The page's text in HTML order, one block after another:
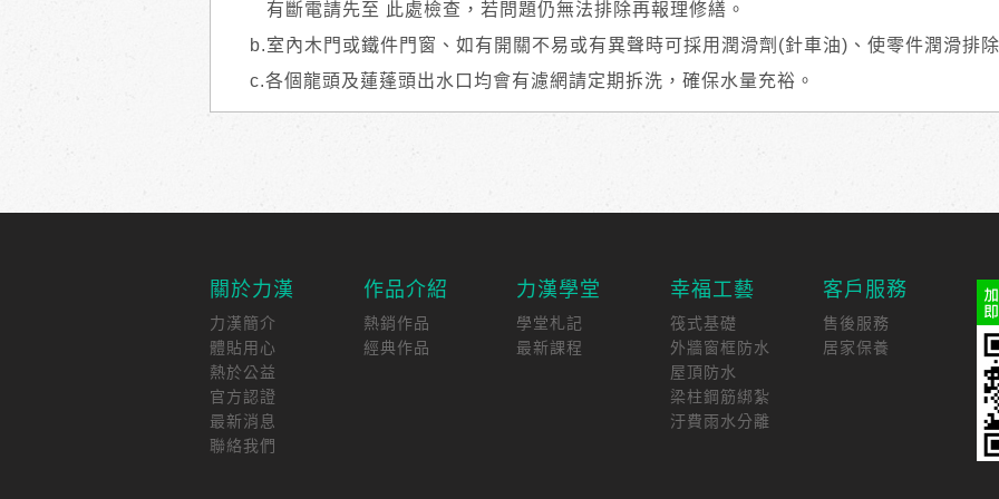
有斷電請先至 此處檢查，若問題仍無法排除再報理修繕。
b.室內木門或鐵件門窗、如有開關不易或有異聲時可採用潤滑劑(針車油)、使零件潤滑排
c.各個龍頭及蓮蓬頭出水口均會有濾網請定期拆洗，確保水量充裕。
關於力漢
力漢簡介
體貼用心
熱於公益
官方認證
最新消息
聯絡我們
作品介紹
熱銷作品
經典作品
力漢學堂
學堂札記
最新課程
幸福工藝
筏式基礎
外牆窗框防水
屋頂防水
梁柱鋼筋綁紮
汙費雨水分離
客戶服務
售後服務
居家保養